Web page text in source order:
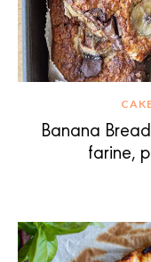
Banana
farine,